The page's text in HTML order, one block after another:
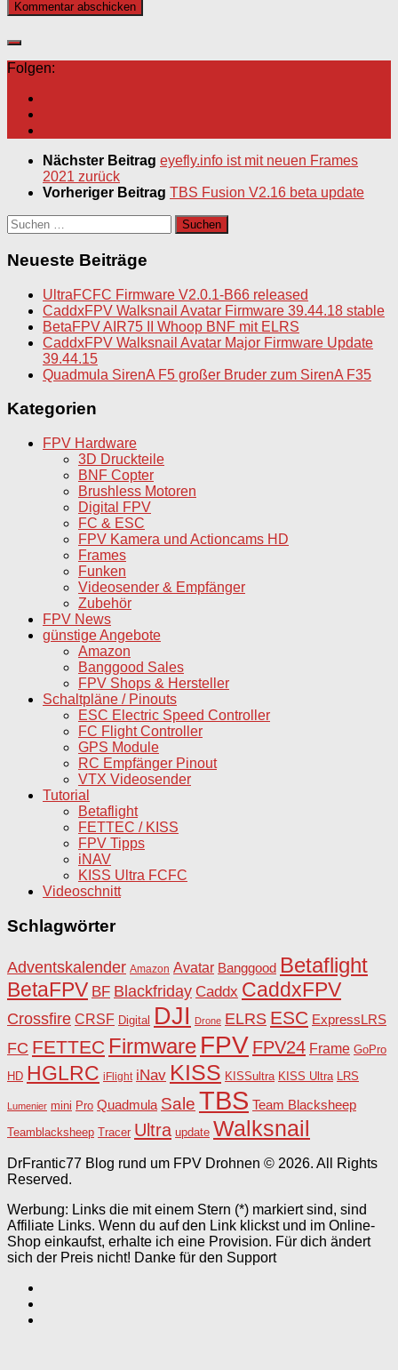
Folgen:
Nächster Beitrag eyefly.info ist mit neuen Frames
2021 zurück
Vorheriger Beitrag TBS Fusion V2.16 beta update
Suchen
nach:
Neueste Beiträge
UltraFCFC Firmware V2.0.1-B66 released
CaddxFPV Walksnail Avatar Firmware 39.44.18 stable
BetaFPV AIR75 II Whoop BNF mit ELRS
CaddxFPV Walksnail Avatar Major Firmware Update
39.44.15
Quadmula SirenA F5 großer Bruder zum SirenA F35
Kategorien
FPV Hardware
3D Druckteile
BNF Copter
Brushless Motoren
Digital FPV
FC & ESC
FPV Kamera und Actioncams HD
Frames
Funken
Videosender & Empfänger
Zubehör
FPV News
günstige Angebote
Amazon
Banggood Sales
FPV Shops & Hersteller
Schaltpläne / Pinouts
ESC Electric Speed Controller
FC Flight Controller
GPS Module
RC Empfänger Pinout
VTX Videosender
Tutorial
Betaflight
FETTEC / KISS
FPV Tipps
iNAV
KISS Ultra FCFC
Videoschnitt
Schlagwörter
Adventskalender Amazon Avatar Banggood Betaflight
BetaFPV BF Blackfriday Caddx CaddxFPV
Crossfire CRSF Digital DJI Drone ELRS ESC ExpressLRS
FC FETTEC Firmware FPV FPV24 Frame GoPro
HD HGLRC iFlight iNav KISS KISSultra KISS Ultra LRS
Lumenier mini Pro Quadmula Sale TBS Team Blacksheep
Teamblacksheep Tracer Ultra update Walksnail
DrFrantic77 Blog rund um FPV Drohnen © 2026. All Rights
Reserved.
Werbung: Links die mit einem Stern (*) markiert sind, sind
Affiliate Links. Wenn du auf den Link klickst und im Online-
Shop einkaufst, erhalte ich eine Provision. Für dich ändert
sich der Preis nicht! Danke für den Support